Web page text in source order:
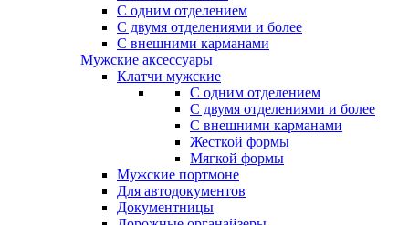
С одним отделением
С двумя отделениями и более
С внешними карманами
Мужские аксессуары
Клатчи мужские
С одним отделением
С двумя отделениями и более
С внешними карманами
Жесткой формы
Мягкой формы
Мужские портмоне
Для автодокументов
Документницы